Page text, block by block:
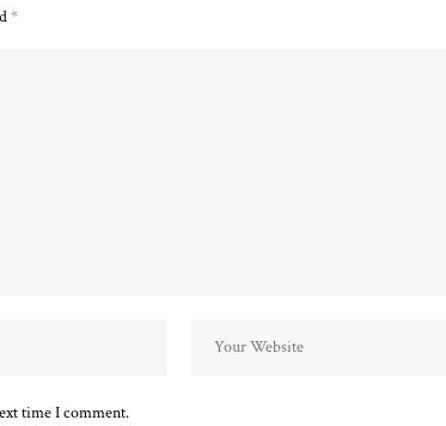
*
time I comment.